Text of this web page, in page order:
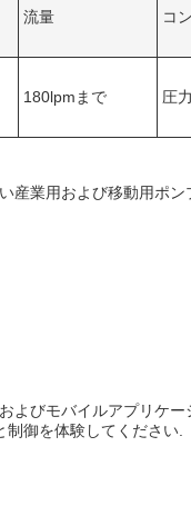
流量 コ
180lpmまで 圧
産業用および移動用ポン
よびモバイルアプリケ
御を体験してください.